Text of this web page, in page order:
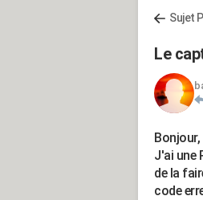
Sujet
Le
Bonjour,
J'ai une
de la
code